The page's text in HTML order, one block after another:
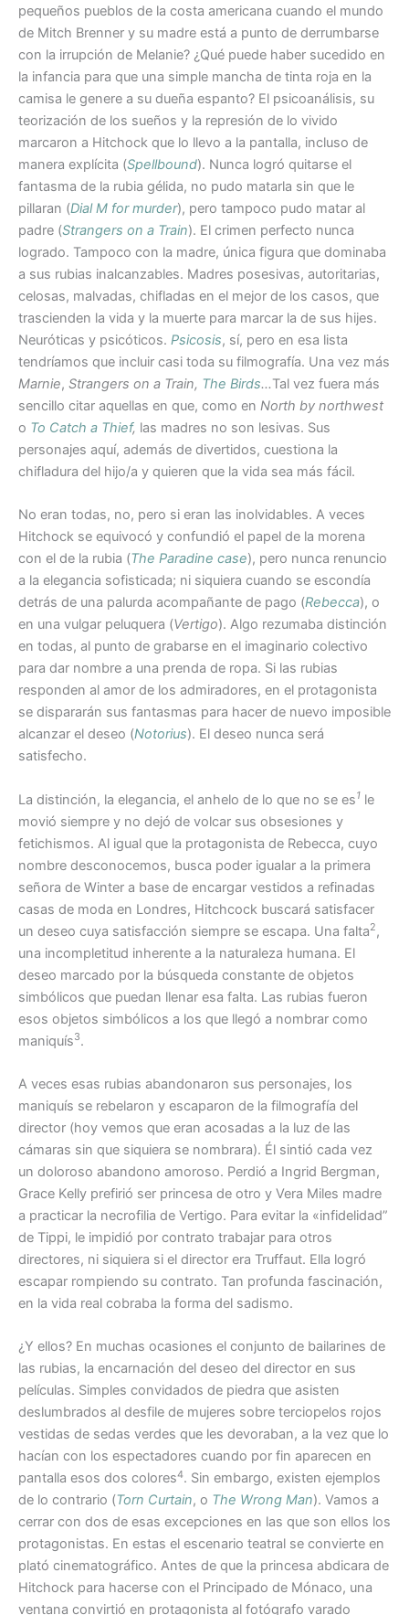
pequeños pueblos de la costa americana cuando el mundo
de Mitch Brenner y su madre está a punto de derrumbarse
con la irrupción de Melanie? ¿Qué puede haber sucedido en
la infancia para que una simple mancha de tinta roja en la
camisa le genere a su dueña espanto? El psicoanálisis, su
teorización de los sueños y la represión de lo vivido
marcaron a Hitchock que lo llevo a la pantalla, incluso de
manera explícita (Spellbound). Nunca logró quitarse el
fantasma de la rubia gélida, no pudo matarla sin que le
pillaran (Dial M for murder), pero tampoco pudo matar al
padre (Strangers on a Train). El crimen perfecto nunca
logrado. Tampoco con la madre, única figura que dominaba
a sus rubias inalcanzables. Madres posesivas, autoritarias,
celosas, malvadas, chifladas en el mejor de los casos, que
trascienden la vida y la muerte para marcar la de sus hijes.
Neuróticas y psicóticos. Psicosis, sí, pero en esa lista
tendríamos que incluir casi toda su filmografía. Una vez más
Marnie, Strangers on a Train, The Birds…Tal vez fuera más
sencillo citar aquellas en que, como en North by northwest
o To Catch a Thief, las madres no son lesivas. Sus
personajes aquí, además de divertidos, cuestiona la
chifladura del hijo/a y quieren que la vida sea más fácil.
No eran todas, no, pero si eran las inolvidables. A veces
Hitchock se equivocó y confundió el papel de la morena
con el de la rubia (The Paradine case), pero nunca renuncio
a la elegancia sofisticada; ni siquiera cuando se escondía
detrás de una palurda acompañante de pago (Rebecca), o
en una vulgar peluquera (Vertigo). Algo rezumaba distinción
en todas, al punto de grabarse en el imaginario colectivo
para dar nombre a una prenda de ropa. Si las rubias
responden al amor de los admiradores, en el protagonista
se dispararán sus fantasmas para hacer de nuevo imposible
alcanzar el deseo (Notorius). El deseo nunca será
satisfecho.
La distinción, la elegancia, el anhelo de lo que no se es1 le
movió siempre y no dejó de volcar sus obsesiones y
fetichismos. Al igual que la protagonista de Rebecca, cuyo
nombre desconocemos, busca poder igualar a la primera
señora de Winter a base de encargar vestidos a refinadas
casas de moda en Londres, Hitchcock buscará satisfacer
un deseo cuya satisfacción siempre se escapa. Una falta2 ,
una incompletitud inherente a la naturaleza humana. El
deseo marcado por la búsqueda constante de objetos
simbólicos que puedan llenar esa falta. Las rubias fueron
esos objetos simbólicos a los que llegó a nombrar como
maniquís3.
A veces esas rubias abandonaron sus personajes, los
maniquís se rebelaron y escaparon de la filmografía del
director (hoy vemos que eran acosadas a la luz de las
cámaras sin que siquiera se nombrara). Él sintió cada vez
un doloroso abandono amoroso. Perdió a Ingrid Bergman,
Grace Kelly prefirió ser princesa de otro y Vera Miles madre
a practicar la necrofilia de Vertigo. Para evitar la «infidelidad”
de Tippi, le impidió por contrato trabajar para otros
directores, ni siquiera si el director era Truffaut. Ella logró
escapar rompiendo su contrato. Tan profunda fascinación,
en la vida real cobraba la forma del sadismo.
¿Y ellos? En muchas ocasiones el conjunto de bailarines de
las rubias, la encarnación del deseo del director en sus
películas. Simples convidados de piedra que asisten
deslumbrados al desfile de mujeres sobre terciopelos rojos
vestidas de sedas verdes que les devoraban, a la vez que lo
hacían con los espectadores cuando por fin aparecen en
pantalla esos dos colores4. Sin embargo, existen ejemplos
de lo contrario (Torn Curtain, o The Wrong Man). Vamos a
cerrar con dos de esas excepciones en las que son ellos los
protagonistas. En estas el escenario teatral se convierte en
plató cinematográfico. Antes de que la princesa abdicara de
Hitchock para hacerse con el Principado de Mónaco, una
ventana convirtió en protagonista al fotógrafo varado